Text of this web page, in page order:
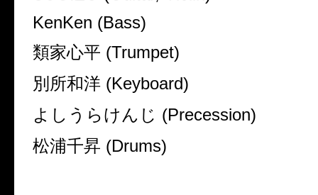
KenKen (Bass)
類家心平 (Trumpet)
別所和洋 (Keyboard)
よしうらけんじ (Precession)
松浦千昇 (Drums)